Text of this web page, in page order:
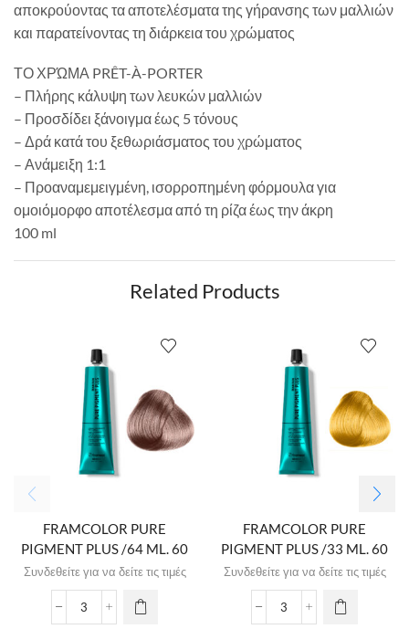
αποκρούοντας τα αποτελέσματα της γήρανσης των μαλλιών
και παρατείνοντας τη διάρκεια του χρώματος
ΤΟ ΧΡΏΜΑ PRÊT-À-PORTER
– Πλήρης κάλυψη των λευκών μαλλιών
– Προσδίδει ξάνοιγμα έως 5 τόνους
– Δρά κατά του ξεθωριάσματος του χρώματος
– Ανάμειξη 1:1
– Προαναμεμειγμένη, ισορροπημένη φόρμουλα για
ομοιόμορφο αποτέλεσμα από τη ρίζα έως την άκρη
100 ml
Related Products
FRAMCOLOR PURE
PIGMENT PLUS /64 ML. 60
Συνδεθείτε για να δείτε τις τιμές
FRAMCOLOR PURE
PIGMENT PLUS /33 ML. 60
Συνδεθείτε για να δείτε τις τιμές